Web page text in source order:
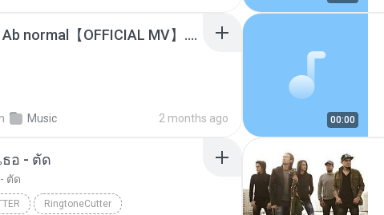
I_m Sorry - Ab normal【OFFICIAL MV】.mp3
Music 2 months ago 00:00
อ - ตัด
ตัด
RingtoneCutter